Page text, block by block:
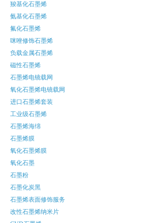
羧基化石墨烯
氨基化石墨烯
氟化石墨烯
咪唑修饰石墨烯
负载金属石墨烯
磁性石墨烯
石墨烯电镜载网
氧化石墨烯电镜载网
进口石墨烯套装
工业级石墨烯
石墨烯海绵
石墨烯膜
氧化石墨烯膜
氧化石墨
石墨粉
石墨化炭黑
石墨烯表面修饰服务
改性石墨烯纳米片